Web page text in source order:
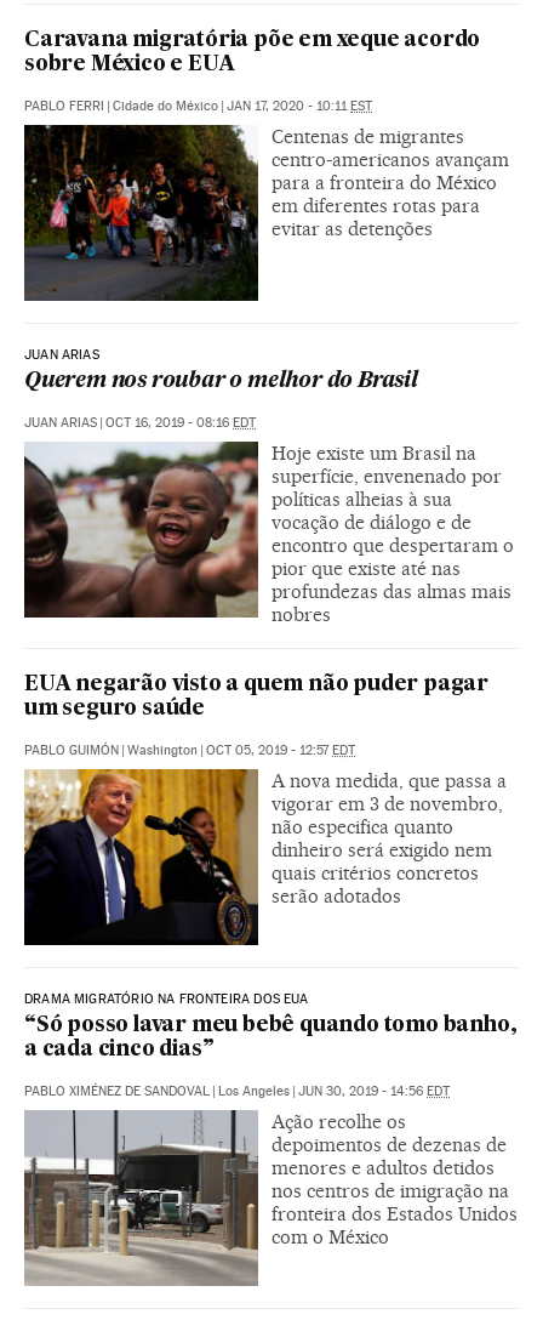
Caravana migratória põe em xeque acordo
sobre México e EUA
PABLO FERRI | Cidade do México | JAN 17, 2020 - 10:11EST
Centenas de migrantes
centro-americanos avançam
para a fronteira do México
em diferentes rotas para
evitar as detenções
JUAN ARIAS
Querem nos roubar o melhor do Brasil
JUAN ARIAS | OCT 16, 2019 - 08:16 EDT
Hoje existe um Brasil na
superfície, envenenado por
políticas alheias à sua
vocação de diálogo e de
encontro que despertaram o
pior que existe até nas
profundezas das almas mais
nobres
EUA negarão visto a quem não puder pagar
um seguro saúde
PABLO GUIMÓN | Washington | OCT 05, 2019 - 12:57EDT
A nova medida, que passa a
vigorar em 3 de novembro,
não especifica quanto
dinheiro será exigido nem
quais critérios concretos
serão adotados
DRAMA MIGRATÓRIO NA FRONTEIRA DOS EUA
“Só posso lavar meu bebê quando tomo banho,
a cada cinco dias”
PABLO XIMÉNEZ DE SANDOVAL | Los Angeles | JUN 30, 2019 - 14:56 EDT
Ação recolhe os
depoimentos de dezenas de
menores e adultos detidos
nos centros de imigração na
fronteira dos Estados Unidos
com o México